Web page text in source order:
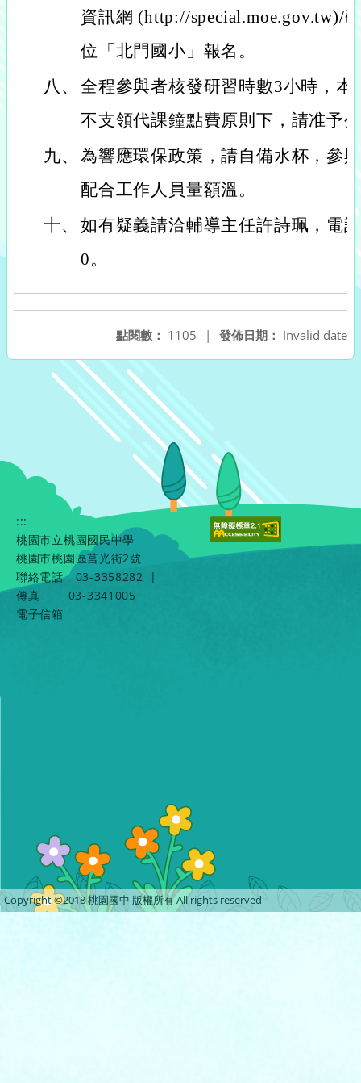
資訊網 (http://special.moe.gov.tw)/
位「北門國小」報名。
八、 全程參與者核發研習時數3小時，
不支領代課鐘點費原則下，請准予
九、 為響應環保政策，請自備水杯，參
配合工作人員量額溫。
十、 如有疑義請洽輔導主任許詩珮，電
0。
發佈日期： Invalid date
點閱數： 1105 |
:::
桃園市立桃園國民中學
桃園市桃園區莒光街2號
聯絡電話
03-3358282
|
傳真
03-3341005
電子信箱
Copyright ©2018 桃園國中 版權所有 All rights reserved